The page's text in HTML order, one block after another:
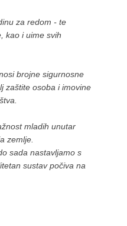
za redom - te
kao i uime svih
brojne sigurnosne
zaštite osoba i imovine
mladih unutar
zemlje.
sada nastavljamo s
sustav počiva na